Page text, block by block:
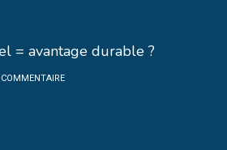
= avantage durable ?